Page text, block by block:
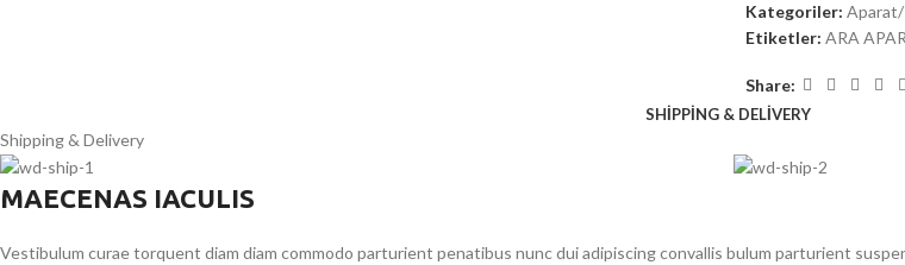
Kategoriler: Aparat/
Etiketler: ARA
Share:
SHIPPING & DELIVERY
Shipping & Delivery
MAECENAS IACULIS
Vestibulum curae torquent diam diam commodo parturient penatibus nunc dui adipiscing convallis bulum parturient